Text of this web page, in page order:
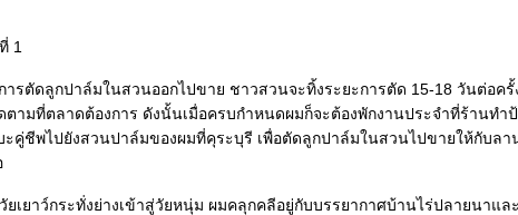
1
ารตัดลูกปาล์มในสวนออกไปขาย ชาวสวนจะทิ้งระยะการตัด 15-18 วันต่อค
ตามที่ตลาดต้องการ ดังนั้นเมื่อครบกำหนดผมก็จะต้องพักงานประจำที่ร้านทำ
ะคู่ชีพไปยังสวนปาล์มของผมที่คุระบุรี เพื่อตัดลูกปาล์มในสวนไปขายให้กับล
ยเยาว์กระทั่งย่างเข้าสู่วัยหนุ่ม ผมคลุกคลีอยู่กับบรรยากาศบ้านไร่ปลายนาแล